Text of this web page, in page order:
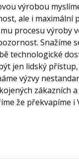
výrobou
ale i maximální
procesu výroby
Snažíme
technologické
jen lidský
výzvy
zákazních
že překvapíme i